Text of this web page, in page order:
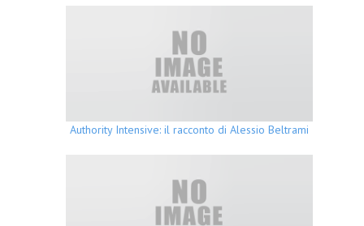
Authority Intensive: il racconto di Alessio Beltrami